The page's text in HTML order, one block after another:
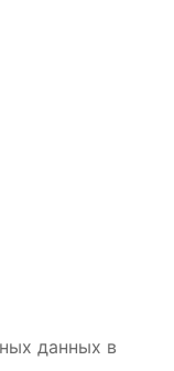
данных в